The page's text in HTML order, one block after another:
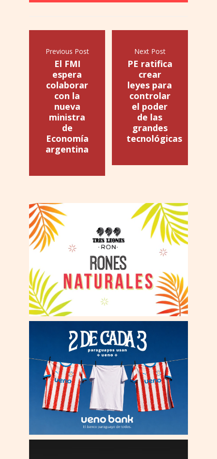
Previous Post
El FMI
espera
colaborar
con la
nueva
ministra
de
Economía
argentina
Next Post
PE ratifica
crear
leyes para
controlar
el poder
de las
grandes
tecnológicas